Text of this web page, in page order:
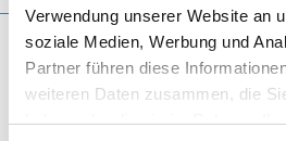
Verwendung unserer Website an
soziale Medien, Werbung und
Partner führen diese
weiteren Daten zusammen, die
haben oder die sie im Rahmen